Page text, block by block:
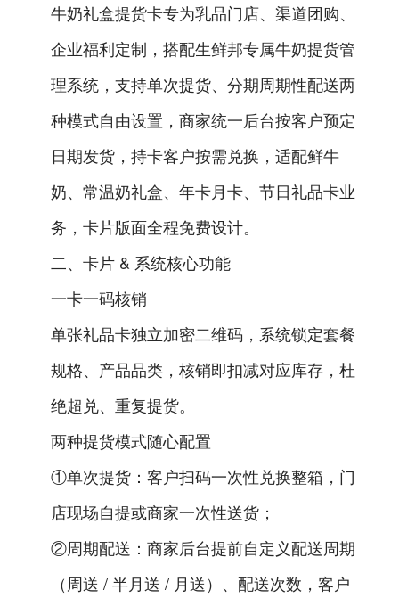
牛奶礼盒提货卡专为乳品门店、渠道团购、
企业福利定制，搭配生鲜邦专属牛奶提货管
理系统，支持单次提货、分期周期性配送两
种模式自由设置，商家统一后台按客户预定
日期发货，持卡客户按需兑换，适配鲜牛
奶、常温奶礼盒、年卡月卡、节日礼品卡业
务，卡片版面全程免费设计。
二、卡片 & 系统核心功能
一卡一码核销
单张礼品卡独立加密二维码，系统锁定套餐
规格、产品品类，核销即扣减对应库存，杜
绝超兑、重复提货。
两种提货模式随心配置
①单次提货：客户扫码一次性兑换整箱，门
店现场自提或商家一次性送货；
②周期配送：商家后台提前自定义配送周期
（周送 / 半月送 / 月送）、配送次数，客户